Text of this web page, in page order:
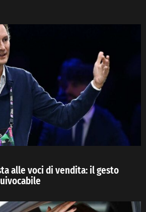
alle voci di vendita: il gesto